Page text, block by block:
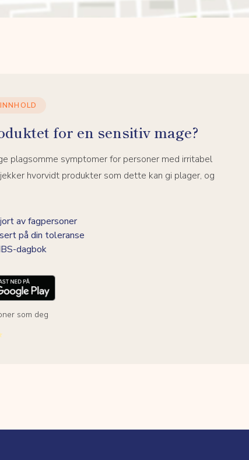
for en sensitiv mage?
plagsomme symptomer for personer med irritabel
hvorvidt produkter som dette kan gi plager, og
av fagpersoner
på din toleranse
dagbok
som deg